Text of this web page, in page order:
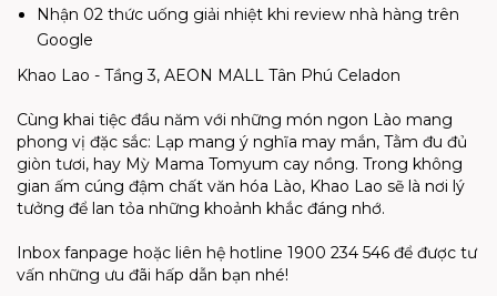
Nhận 02 thức uống giải nhiệt khi review nhà hàng trên
Google
Khao Lao - Tầng 3, AEON MALL Tân Phú Celadon
Cùng khai tiệc đầu năm với những món ngon Lào mang
phong vị đặc sắc: Lạp mang ý nghĩa may mắn, Tằm đu đủ
giòn tươi, hay Mỳ Mama Tomyum cay nồng. Trong không
gian ấm cúng đậm chất văn hóa Lào, Khao Lao sẽ là nơi lý
tưởng để lan tỏa những khoảnh khắc đáng nhớ.
Inbox fanpage hoặc liên hệ hotline 1900 234 546 để được tư
vấn những ưu đãi hấp dẫn bạn nhé!